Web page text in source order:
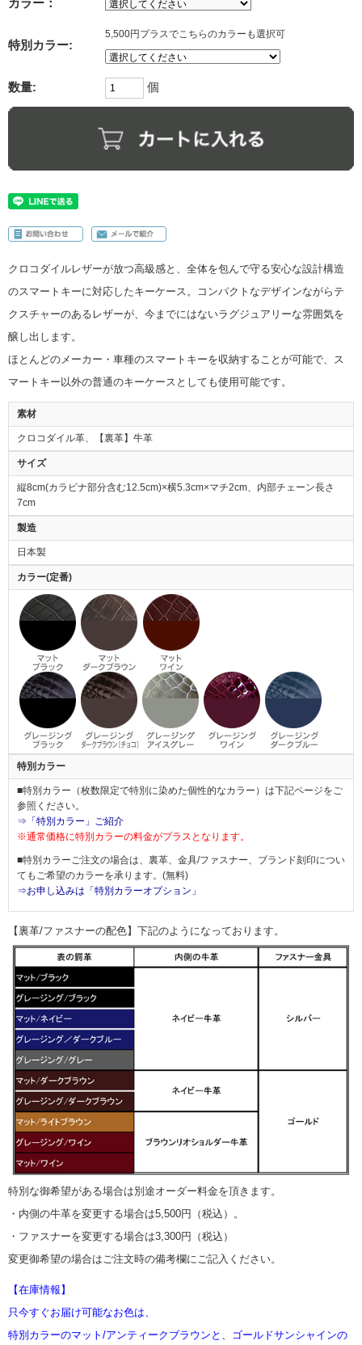
カラー：
特別カラー:
5,500円プラスでこちらのカラーも選択可
数量: 個
クロコダイルレザーが放つ高級感と、全体を包んで守る安心な設計構造
のスマートキーに対応したキーケース。コンパクトなデザインながらテ
クスチャーのあるレザーが、今までにはないラグジュアリーな雰囲気を
醸し出します。
ほとんどのメーカー・車種のスマートキーを収納することが可能で、ス
マートキー以外の普通のキーケースとしても使用可能です。
素材
クロコダイル革、【裏革】牛革
サイズ
縦8cm(カラビナ部分含む12.5cm)×横5.3cm×マチ2cm、内部チェーン長さ
7cm
製造
日本製
カラー(定番)
特別カラー
■特別カラー（枚数限定で特別に染めた個性的なカラー）は下記ページをご
参照ください。
⇒「特別カラー」ご紹介
※通常価格に特別カラーの料金がプラスとなります。
■特別カラーご注文の場合は、裏革、金具/ファスナー、ブランド刻印につい
てもご希望のカラーを承ります。(無料)
⇒お申し込みは「特別カラーオプション」
【裏革/ファスナーの配色】下記のようになっております。
特別な御希望がある場合は別途オーダー料金を頂きます。
・内側の牛革を変更する場合は5,500円（税込）。
・ファスナーを変更する場合は3,300円（税込）
変更御希望の場合はご注文時の備考欄にご記入ください。
【在庫情報】
只今すぐお届け可能なお色は、
特別カラーのマット/アンティークブラウンと、ゴールドサンシャインの